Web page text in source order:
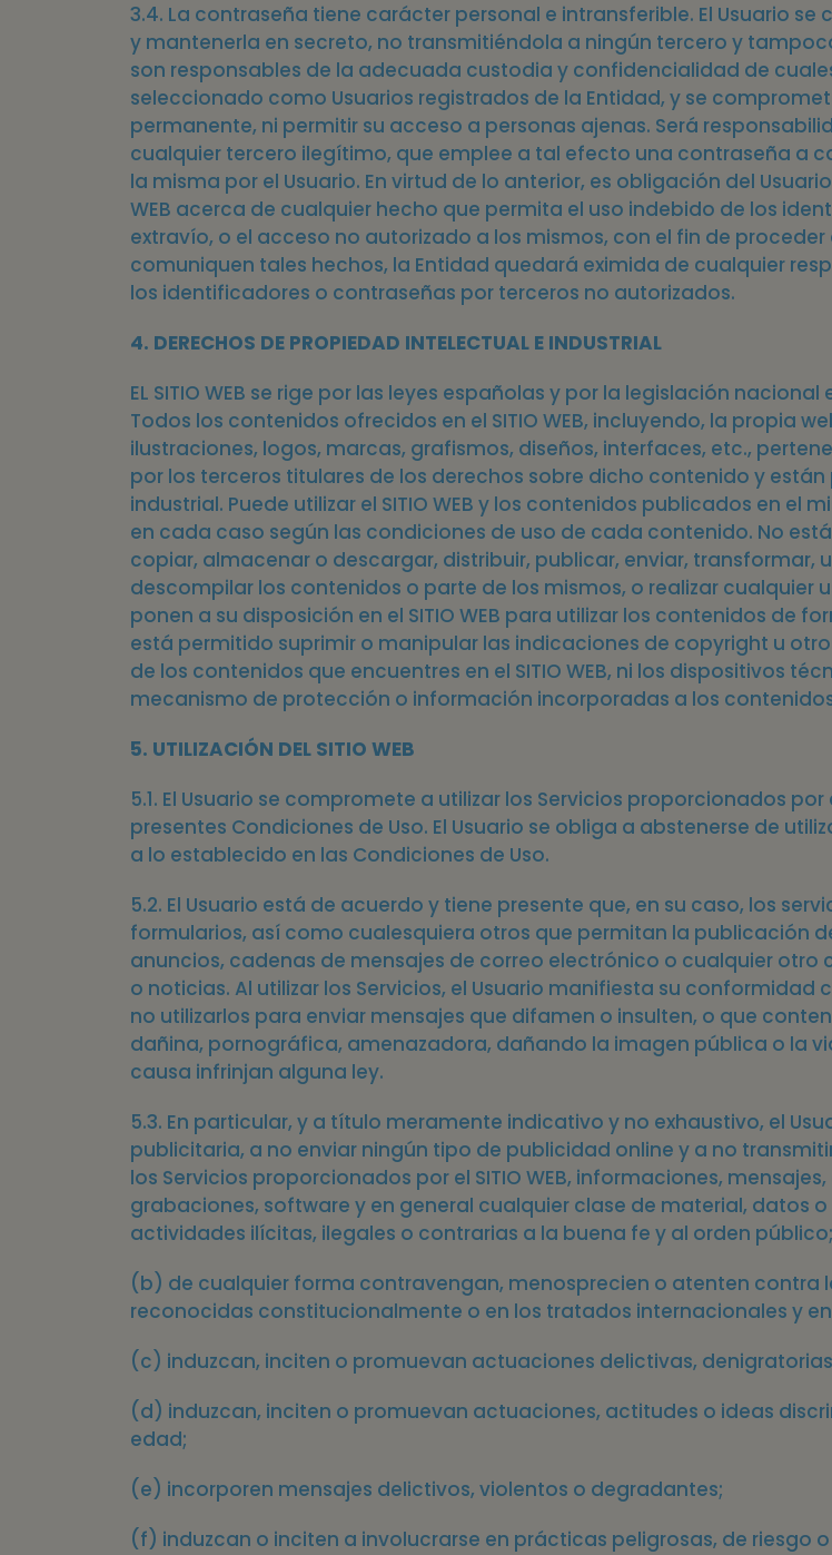
3.4. La contraseña tiene carácter personal e intransferible. El Usuario
y mantenerla en secreto, no transmitiéndola a ningún tercero y
son responsables de la adecuada custodia y confidencialidad de
seleccionado como Usuarios registrados de la Entidad, y se
permanente, ni permitir su acceso a personas ajenas. Será
cualquier tercero ilegítimo, que emplee a tal efecto una contraseña a
la misma por el Usuario. En virtud de lo anterior, es obligación del
WEB acerca de cualquier hecho que permita el uso indebido de los
extravío, o el acceso no autorizado a los mismos, con el fin de
comuniquen tales hechos, la Entidad quedará eximida de cualquier
los identificadores o contraseñas por terceros no autorizados.
4. DERECHOS DE PROPIEDAD INTELECTUAL E INDUSTRIAL
EL SITIO WEB se rige por las leyes españolas y por la legislación
Todos los contenidos ofrecidos en el SITIO WEB, incluyendo, la propia
ilustraciones, logos, marcas, grafismos, diseños, interfaces, etc.,
por los terceros titulares de los derechos sobre dicho contenido y
industrial. Puede utilizar el SITIO WEB y los contenidos publicados en el
en cada caso según las condiciones de uso de cada contenido. No
copiar, almacenar o descargar, distribuir, publicar, enviar, transformar,
descompilar los contenidos o parte de los mismos, o realizar cualquier
ponen a su disposición en el SITIO WEB para utilizar los contenidos de
está permitido suprimir o manipular las indicaciones de copyright u
de los contenidos que encuentres en el SITIO WEB, ni los dispositivos
mecanismo de protección o información incorporadas a los contenidos
5. UTILIZACIÓN DEL SITIO WEB
5.1. El Usuario se compromete a utilizar los Servicios proporcionados
presentes Condiciones de Uso. El Usuario se obliga a abstenerse de
a lo establecido en las Condiciones de Uso.
5.2. El Usuario está de acuerdo y tiene presente que, en su caso, los
formularios, así como cualesquiera otros que permitan la publicación
anuncios, cadenas de mensajes de correo electrónico o cualquier
o noticias. Al utilizar los Servicios, el Usuario manifiesta su
no utilizarlos para enviar mensajes que difamen o insulten, o que
dañina, pornográfica, amenazadora, dañando la imagen pública o la
causa infrinjan alguna ley.
5.3. En particular, y a título meramente indicativo y no exhaustivo, el
publicitaria, a no enviar ningún tipo de publicidad online y a no
los Servicios proporcionados por el SITIO WEB, informaciones,
grabaciones, software y en general cualquier clase de material, datos
actividades ilícitas, ilegales o contrarias a la buena fe y al orden público;
(b) de cualquier forma contravengan, menosprecien o atenten contra
reconocidas constitucionalmente o en los tratados internacionales y
(c) induzcan, inciten o promuevan actuaciones delictivas,
(d) induzcan, inciten o promuevan actuaciones, actitudes o ideas
edad;
(e) incorporen mensajes delictivos, violentos o degradantes;
(f) induzcan o inciten a involucrarse en prácticas peligrosas, de riesgo